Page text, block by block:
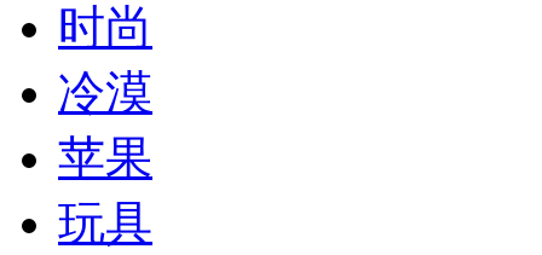
时尚
冷漠
苹果
玩具